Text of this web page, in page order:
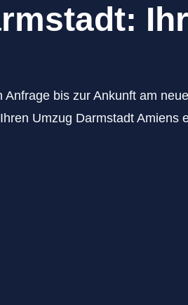
bis zur Ankunft am
Umzug Darmstadt Amiens